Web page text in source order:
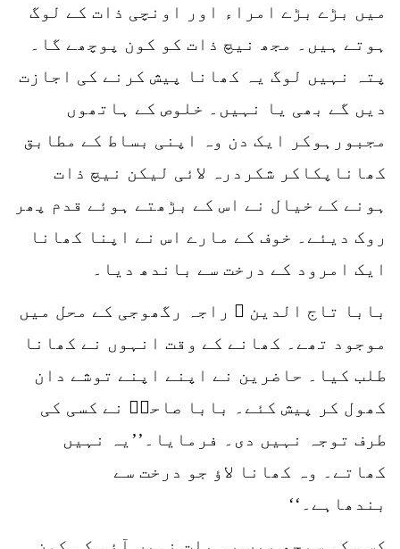
میں بڑے بڑے امراء اور اونچی ذات کے لوگ
ہوتے ہیں۔ مجھ نیچ ذات کو کون پوچھے گا۔
پتہ نہیں لوگ یہ کھانا پیش کرنے کی اجازت
دیں گے بھی یا نہیں۔ خلوص کے ہاتھوں
مجبورہوکر ایک دن وہ اپنی بساط کے مطابق
کھاناپکاکر شکردرہ لائی لیکن نیچ ذات
ہونے کے خیال نے اس کے بڑھتے ہوئے قدم پھر
روک دیئے۔ خوف کے مارے اس نے اپنا کھانا
ایک امرود کے درخت سے باندھ دیا۔
بابا تاج الدین ؒ راجہ رگھوجی کے محل میں
موجود تھے۔ کھانے کے وقت انہوں نے کھانا
طلب کیا۔ حاضرین نے اپنے اپنے توشے دان
کھول کر پیش کئے۔ بابا صاحبؒ نے کسی کی
طرف توجہ نہیں دی۔ فرمایا۔’’یہ نہیں
کھاتے۔ وہ کھانا لاؤ جو درخت سے
بندھاہے۔‘‘
کسی کی سمجھ میں یہ بات نہیں آئی کہ کون